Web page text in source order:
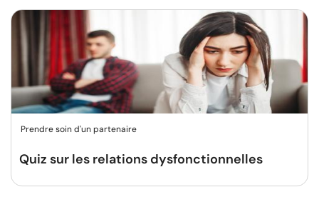
Prendre soin d'un partenaire
Quiz sur les relations dysfonctionnelles